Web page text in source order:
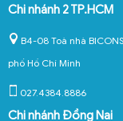
Chi nhánh 2 TP.HCM
B4-08 Toà nhà
phố Hồ Chí Minh
027.4384.8886
Chi nhánh Đồng Nai